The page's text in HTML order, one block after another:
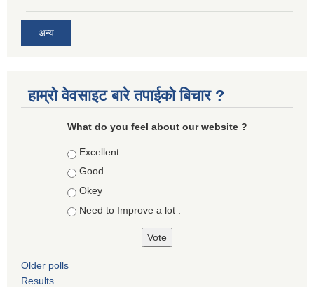
अन्य
हाम्रो वेवसाइट बारे तपाईको बिचार ?
What do you feel about our website ?
Choices
Excellent
Good
Okey
Need to Improve a lot .
Older polls
Results